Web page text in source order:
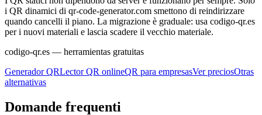
i QR dinamici di qr-code-generator.com smettono di reindirizzare
quando cancelli il piano. La migrazione è graduale: usa codigo-qr.es
per i nuovi materiali e lascia scadere il vecchio materiale.
codigo-qr.es — herramientas gratuitas
Generador QRLector QR onlineQR para empresasVer preciosOtras
alternativas
Domande frequenti